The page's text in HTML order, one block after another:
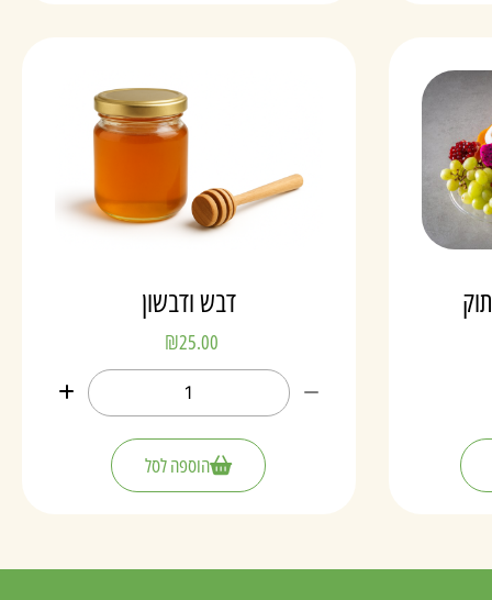
דבש ודבשון
₪25.00
הוספה לסל